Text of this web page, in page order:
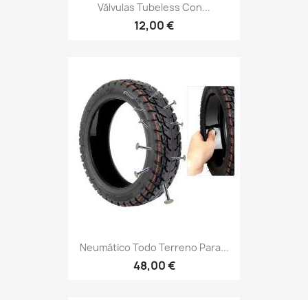
Válvulas Tubeless Con...
12,00 €
Neumático Todo Terreno Para...
48,00 €